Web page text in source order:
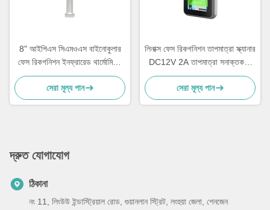
8" আইপিএস সিএমওএস বাইনোকুলার
ফেস রিকগনিশন ইনফ্রারেড থার্মোমিটার
বিল্ট ইন আইসি/আইডি কার্ড রিডার
সেরা মূল্য পান
লিনাক্স ফেস রিকগনিশন তাপমাত্রা স্ক্যানার
DC12V 2A তাপমাত্রা সনাক্তকরণ
সহ
সেরা মূল্য পান
দ্রুত যোগাযোগ
ঠিকানা
নং 11, লিংউউ ইন্ডাস্ট্রিয়াল রোড, গুয়ানলান স্ট্রিট, লংহুয়া জেলা, শেনজেন